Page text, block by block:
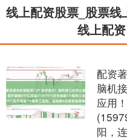
线上配资股票_股票线
线上配
配资
脑机
应用
阳，